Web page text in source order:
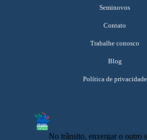
Seminovos
Contato
Trabalhe conosco
Blog
Política de privacidade
No trânsito, enxergar o outro